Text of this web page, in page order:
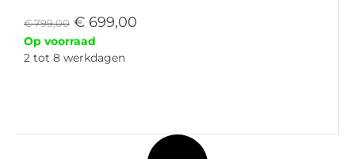
€799,00 € 699,00
Op voorraad
2 tot 8 werkdagen